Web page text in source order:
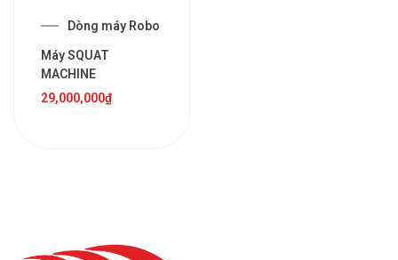
Dòng máy Robo
Máy SQUAT
MACHINE
29,000,000₫